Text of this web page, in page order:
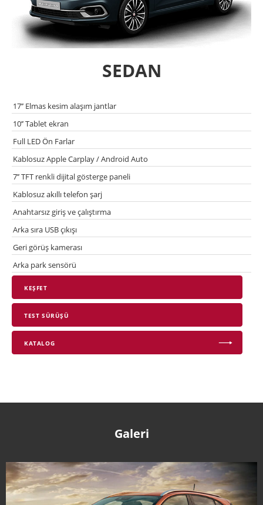
SEDAN
17’’ Elmas kesim alaşım jantlar
10’’ Tablet ekran
Full LED Ön Farlar
Kablosuz Apple Carplay / Android Auto
7’’ TFT renkli dijital gösterge paneli
Kablosuz akıllı telefon şarj
Anahtarsız giriş ve çalıştırma
Arka sıra USB çıkışı
Geri görüş kamerası
Arka park sensörü
KEŞFET
TEST SÜRÜŞÜ
KATALOG
Galeri